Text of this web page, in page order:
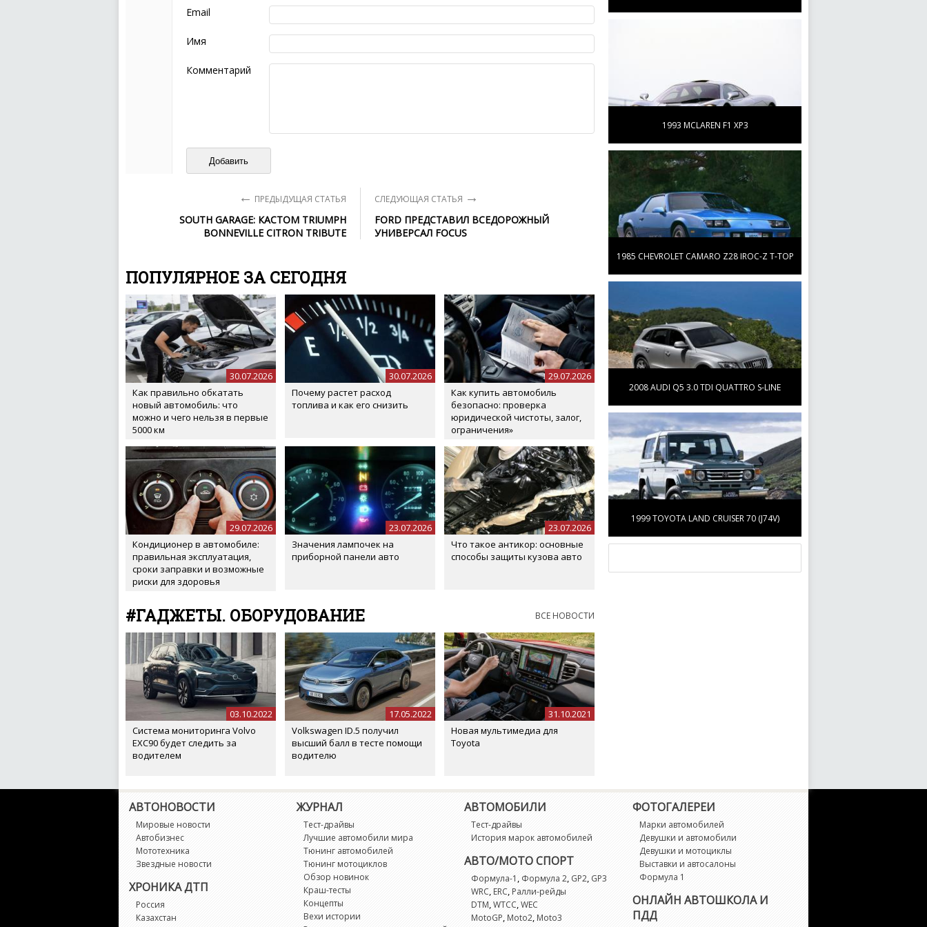
следующих правил:
Комментарий не может быть слишком короткой — избегайте односложных и чисто
эмоциональных высказываний.
Не стоит отклоняться от предмета обсуждения.
Пожалуйста, не используйте в комментарие оскорбления и нецензурную лексику, а
также призывы к насилию и высказывания, направленные на разжигание расовой,
Не размещайте рекламу!
И запаситесь терпением, все комментарии публикуются только после модерации, поэтому
ваш отзыв может появиться на сайте с некоторым опозданием.
Email
Имя
Комментарий
← ПРЕДЫДУЩАЯ СТАТЬЯ
SOUTH GARAGE: КАСТОМ TRIUMPH
BONNEVILLE CITRON TRIBUTE
СЛЕДУЮЩАЯ СТАТЬЯ →
FORD ПРЕДСТАВИЛ ВСЕДОРОЖНЫЙ
УНИВЕРСАЛ FOCUS
ПОПУЛЯРНОЕ ЗА СЕГОДНЯ
Как правильно обкатать
новый автомобиль: что
можно и чего нельзя в первые
5000 км
30.07.2026
Почему растет расход
топлива и как его снизить
30.07.2026
Как купить автомобиль
безопасно: проверка
юридической чистоты, залог,
ограничения»
29.07.2026
Кондиционер в автомобиле:
правильная эксплуатация,
сроки заправки и возможные
риски для здоровья
29.07.2026
Значения лампочек на
приборной панели авто
23.07.2026
Что такое антикор: основные
способы защиты кузова авто
23.07.2026
#ГАДЖЕТЫ. ОБОРУДОВАНИЕ ВСЕ НОВОСТИ
Система мониторинга Volvo
EXC90 будет следить за
водителем
03.10.2022
Volkswagen ID.5 получил
высший балл в тесте помощи
водителю
17.05.2022
Новая мультимедиа для
Toyota
31.10.2021
1993 MCLAREN F1 XP3
1985 CHEVROLET CAMARO Z28 IROC-Z T-TOP
2008 AUDI Q5 3.0 TDI QUATTRO S-LINE
1999 TOYOTA LAND CRUISER 70 (J74V)
АВТОНОВОСТИ
Мировые новости
Автобизнес
Мототехника
Звездные новости
ХРОНИКА ДТП
Россия
Казахстан
ЖУРНАЛ
Тест-драйвы
Лучшие автомобили мира
Тюнинг автомобилей
Тюнинг мотоциклов
Обзор новинок
Краш-тесты
Концепты
Вехи истории
АВТОМОБИЛИ
Тест-драйвы
История марок автомобилей
АВТО/МОТО СПОРТ
Формула-1 , Формула 2, GP2, GP3
WRC,ERC,Ралли-рейды
DTM,WTCC,WEC
MotoGP,Moto2,Moto3
ФОТОГАЛЕРЕИ
Марки автомобилей
Девушки и автомобили
Девушки и мотоциклы
Выставки и автосалоны
Формула 1
ОНЛАЙН АВТОШКОЛА И
ПДД